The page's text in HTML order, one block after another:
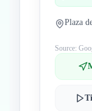
Plaza
Source: